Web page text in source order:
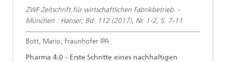
ZWF Zeitschrift für wirtschaftlichen Fabrikbetrieb. -
München : Hanser; Bd. 112 (2017), Nr. 1-2, S. 7-11
Bott, Mario, Fraunhofer IPA
Pharma 4.0 - Erste Schritte eines nachhaltigen